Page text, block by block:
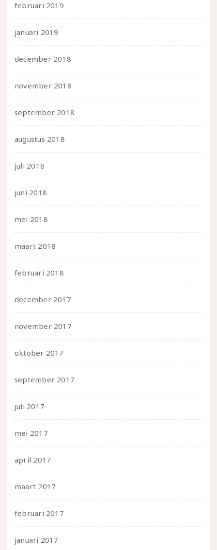
februari 2019
januari 2019
december 2018
november 2018
september 2018
augustus 2018
juli 2018
juni 2018
mei 2018
maart 2018
februari 2018
december 2017
november 2017
oktober 2017
september 2017
juli 2017
mei 2017
april 2017
maart 2017
februari 2017
januari 2017